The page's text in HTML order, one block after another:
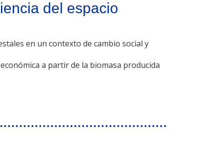
del espacio
en un contexto de cambio social y
a partir de la biomasa producida